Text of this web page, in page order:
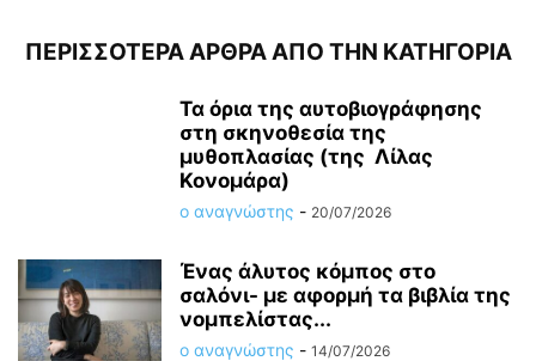
ΠΕΡΙΣΣΟΤΕΡΑ ΑΡΘΡΑ ΑΠΟ ΤΗΝ ΚΑΤΗΓΟΡΙΑ
Τα όρια της αυτοβιογράφησης
στη σκηνοθεσία της
μυθοπλασίας (της Λίλας
Κονομάρα)
ο αναγνώστης - 20/07/2026
Ένας άλυτος κόμπος στο
σαλόνι- με αφορμή τα βιβλία της
νομπελίστας...
ο αναγνώστης - 14/07/2026